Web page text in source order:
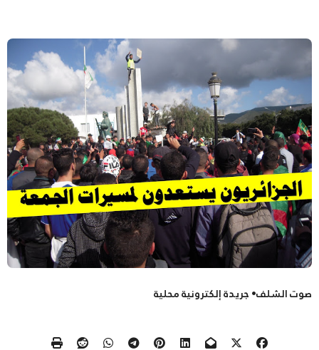
صوت الشلف• جريدة إلكترونية محلية